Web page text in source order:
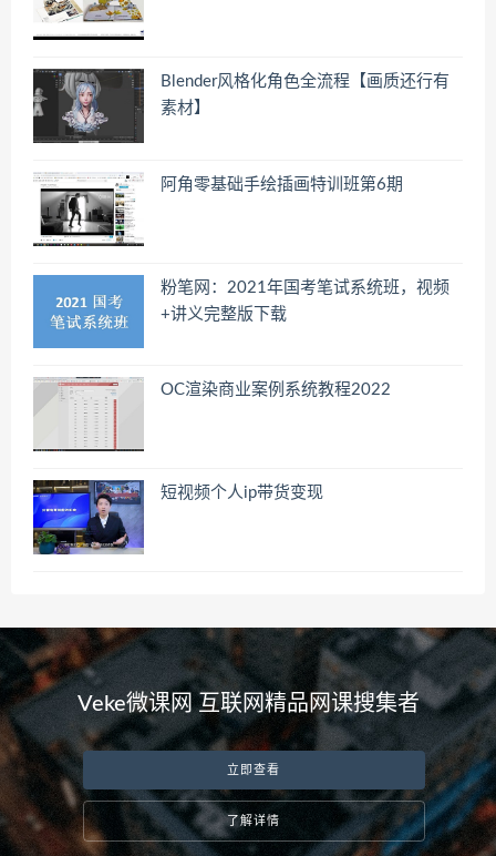
Blender风格化角色全流程【画质还行有
素材】
阿角零基础手绘插画特训班第6期
粉笔网：2021年国考笔试系统班，视频
+讲义完整版下载
OC渲染商业案例系统教程2022
短视频个人ip带货变现
Veke微课网 互联网精品网课搜集者
立即查看
了解详情